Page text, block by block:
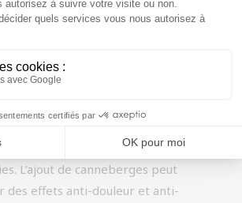
chiens. Les baies sont notamment
tels que le potassium, qui assure
de fluides vitaux dans le corps. Ces
également des vitamines A, B et C
de la vessie moins attrayant
L’ajout de canneberges peut
des effets anti-douleur et anti-